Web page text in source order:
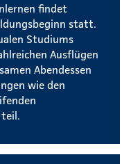
findet
statt.
Studiums
Ausflügen
Abendessen
wie den